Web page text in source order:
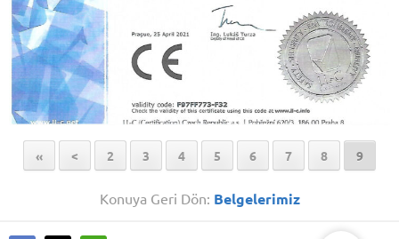
« < 2 3 4 5 6 7 8 9
Konuya Geri Dön: Belgelerimiz
İCE